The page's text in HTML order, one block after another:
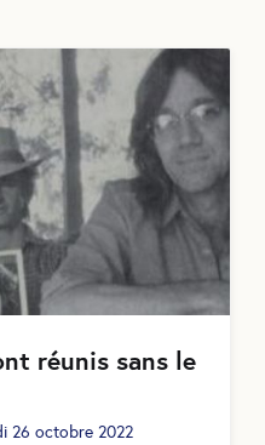
réunis sans le
26 octobre 2022